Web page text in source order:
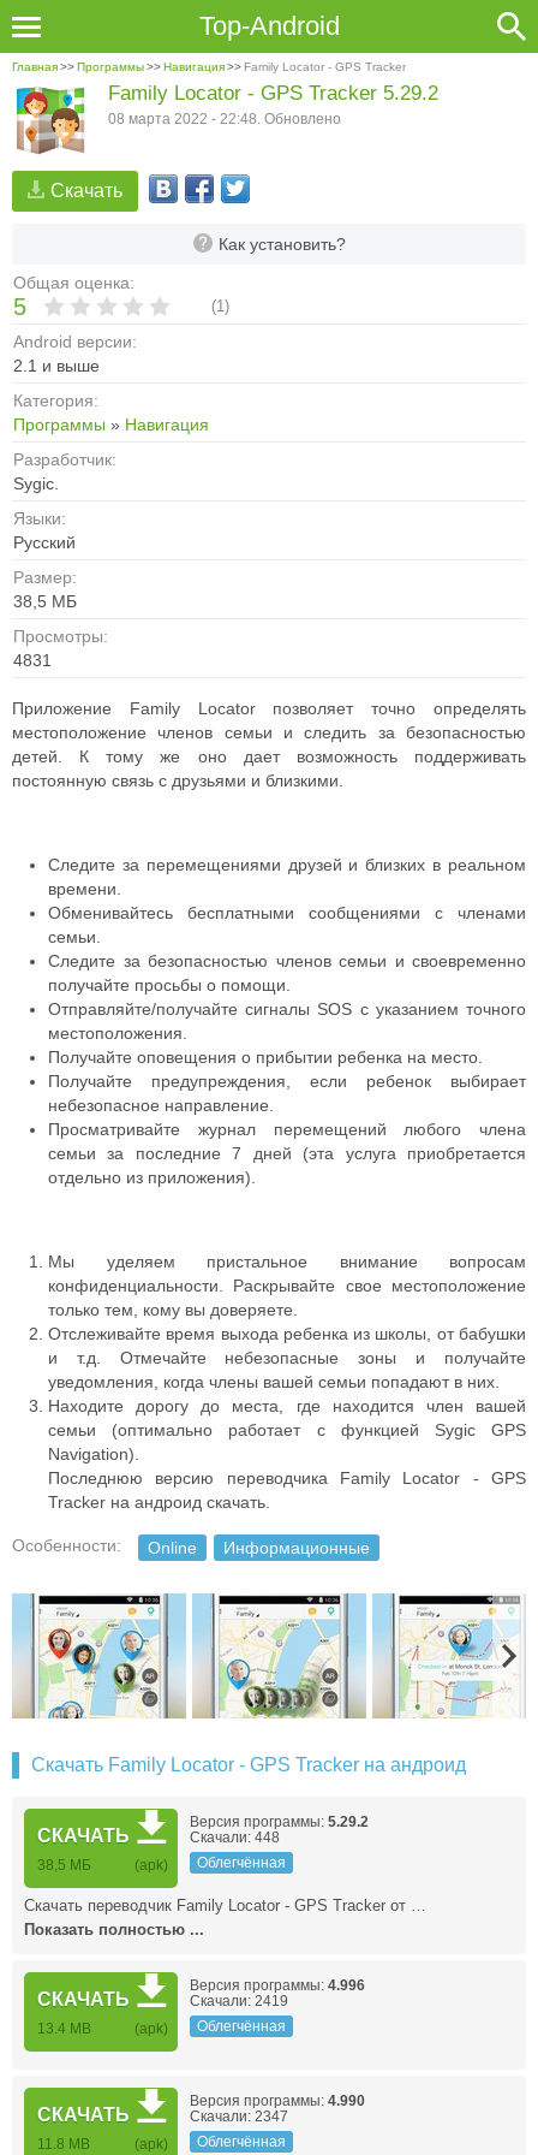
Top-Android
Главная>>Программы>>Навигация>> Family Locator - GPS Tracker
Скачать
Как установить?
Общая оценка:
5 (1)
Android версии:
2.1 и выше
Категория:
Программы » Навигация
Разработчик:
Sygic.
Языки:
Русский
Размер:
38,5 МБ
Просмотры:
4831
Family Locator - GPS Tracker 5.29.2
08 марта 2022 - 22:48. Обновлено
Приложение Family Locator позволяет точно определять
местоположение членов семьи и следить за безопасностью
детей. К тому же оно дает возможность поддерживать
постоянную связь с друзьями и близкими.
Следите за перемещениями друзей и близких в реальном
времени.
Обменивайтесь бесплатными сообщениями с членами
семьи.
Следите за безопасностью членов семьи и своевременно
получайте просьбы о помощи.
Отправляйте/получайте сигналы SOS с указанием точного
местоположения.
Получайте оповещения о прибытии ребенка на место.
Получайте предупреждения, если ребенок выбирает
небезопасное направление.
Просматривайте журнал перемещений любого члена
семьи за последние 7 дней (эта услуга приобретается
отдельно из приложения).
Мы уделяем пристальное внимание вопросам
конфиденциальности. Раскрывайте свое местоположение
только тем, кому вы доверяете.
Отслеживайте время выхода ребенка из школы, от бабушки
и т.д. Отмечайте небезопасные зоны и получайте
уведомления, когда члены вашей семьи попадают в них.
Находите дорогу до места, где находится член вашей
семьи (оптимально работает с функцией Sygic GPS
Navigation).
Последнюю версию переводчика Family Locator - GPS
Tracker на андроид скачать.
Особенности: Online Информационные
Скачать Family Locator - GPS Tracker на андроид
СКАЧАТЬ
38,5 МБ (apk)
Версия программы: 5.29.2
Скачали: 448
Облегчённая
Скачать переводчик Family Locator - GPS Tracker от …
Показать полностью ...
СКАЧАТЬ
13.4 MB (apk)
Версия программы: 4.996
Скачали: 2419
Облегчённая
СКАЧАТЬ
11.8 MB (apk)
Версия программы: 4.990
Скачали: 2347
Облегчённая